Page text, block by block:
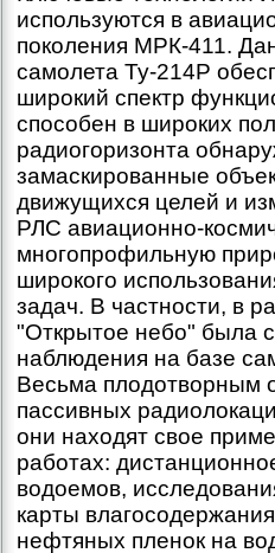
используются в
поколения МРК-411.
самолета Ту-214Р
широкий спектр
способен в широких
радиогоризонта
замаскированные
движущихся целей и
РЛС авиационно-
многопрофильную
широкого
задач. В частности, в
"Открытое небо" была
наблюдения на базе
Весьма плодотворным
пассивных
они находят свое
работах:
водоемов,
карты
нефтяных пленок на